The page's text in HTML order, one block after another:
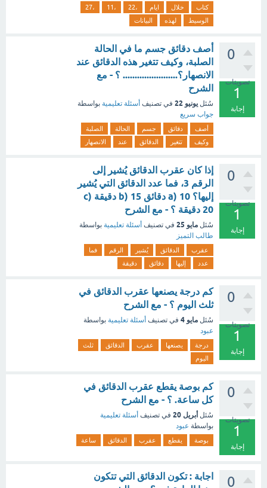
كتاب
خلال ايام ،22 ،11
،27
الوسيط
لهذه البيانات
0
تصويتات
1
إجابة
أصف دقائق جسم ما في الحالة
الصلبة، وكيف تتغير هذه الدقائق عند
الانصهار؟....................... ؟ - مع
الشرح
سُئل يونيو 22 في تصنيف أسئلة تعليمية بواسطة
جواب سريع
أصف دقائق جسم الحالة
الصلبة
وكيف
تتغير الدقائق عند الانصهار
0
تصويتات
1
إجابة
إذا كان عقرب الدقائق يُشير إلى
الرقم 3، فما عدد الدقائق التي يُشير
إليها؟ a) 10 دقائق b) 15 دقيقة c)
20 دقيقة ؟ - مع الشرح
سُئل مايو 25 في تصنيف أسئلة تعليمية بواسطة
طالب التميز
عقرب الدقائق يُشير الرقم
فما
عدد
إليها دقائق دقيقة
0
تصويتات
1
إجابة
كم درجة يصنعها عقرب الدقائق في
ثلث اليوم ؟ - مع الشرح
سُئل مايو 4 في تصنيف أسئلة تعليمية بواسطة
عبود
درجة يصنعها عقرب الدقائق
ثلث
اليوم
0
تصويتات
1
إجابة
كم بوصة يقطع عقرب الدقائق في
كل ساعة. ؟ - مع الشرح
سُئل أبريل 20 في تصنيف أسئلة تعليمية
بواسطة عبود
بوصة يقطع عقرب الدقائق ساعة
0
اجابة : تكون الدقائق التي تتكون